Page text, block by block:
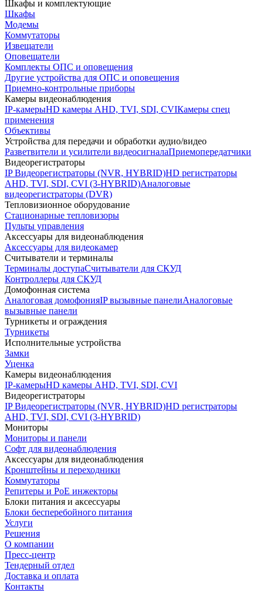
Шкафы и комплектующие
Шкафы
Модемы
Коммутаторы
Извещатели
Оповещатели
Комплекты ОПС и оповещения
Другие устройства для ОПС и оповещения
Приемно-контрольные приборы
Камеры видеонаблюдения
IP-камерыHD камеры AHD, TVI, SDI, CVIКамеры спец
применения
Объективы
Устройства для передачи и обработки аудио/видео
Разветвители и усилители видеосигналаПриемопередатчики
Видеорегистраторы
IP Видеорегистраторы (NVR, HYBRID)HD регистраторы
AHD, TVI, SDI, CVI (3-HYBRID)Аналоговые
видеорегистраторы (DVR)
Тепловизионное оборудование
Стационарные тепловизоры
Пульты управления
Аксессуары для видеонаблюдения
Аксессуары для видеокамер
Считыватели и терминалы
Терминалы доступаСчитыватели для СКУД
Контроллеры для СКУД
Домофонная система
Аналоговая домофонияIP вызывные панелиАналоговые
вызывные панели
Турникеты и ограждения
Турникеты
Исполнительные устройства
Замки
Уценка
Камеры видеонаблюдения
IP-камерыHD камеры AHD, TVI, SDI, CVI
Видеорегистраторы
IP Видеорегистраторы (NVR, HYBRID)HD регистраторы
AHD, TVI, SDI, CVI (3-HYBRID)
Мониторы
Мониторы и панели
Софт для видеонаблюдения
Аксессуары для видеонаблюдения
Кронштейны и переходники
Коммутаторы
Репитеры и PoE инжекторы
Блоки питания и аксессуары
Блоки бесперебойного питания
Услуги
Решения
О компании
Пресс-центр
Тендерный отдел
Доставка и оплата
Контакты